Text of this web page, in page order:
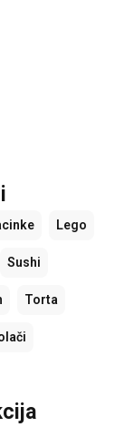
Lego
Sushi
Torta